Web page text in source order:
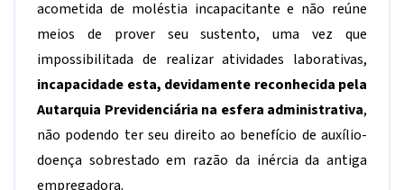
acometida de moléstia incapacitante e não reúne
meios de prover seu sustento, uma vez que
impossibilitada de realizar atividades laborativas,
incapacidade esta, devidamente reconhecida pela
Autarquia Previdenciária na esfera administrativa,
não podendo ter seu direito ao benefício de auxílio-
doença sobrestado em razão da inércia da antiga
empregadora.